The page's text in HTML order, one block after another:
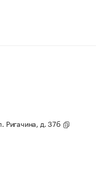
Ригачина, д. 37б